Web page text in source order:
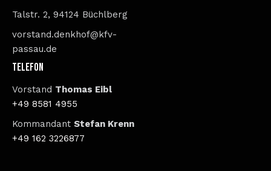
Talstr. 2, 94124 Büchlberg
vorstand.denkhof@kfv-
passau.de
Telefon
Vorstand Thomas Eibl
+49 8581 4955
Kommandant Stefan Krenn
+49 162 3226877